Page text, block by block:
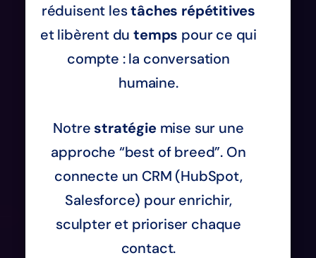
réduisent lestâches répétitives
et libèrent dutemps pour ce qui
compte : la conversation
humaine.
Notre stratégiemise sur une
approche “best of breed”. On
connecte un CRM (HubSpot,
Salesforce) pour enrichir,
sculpter et prioriser chaque
contact.